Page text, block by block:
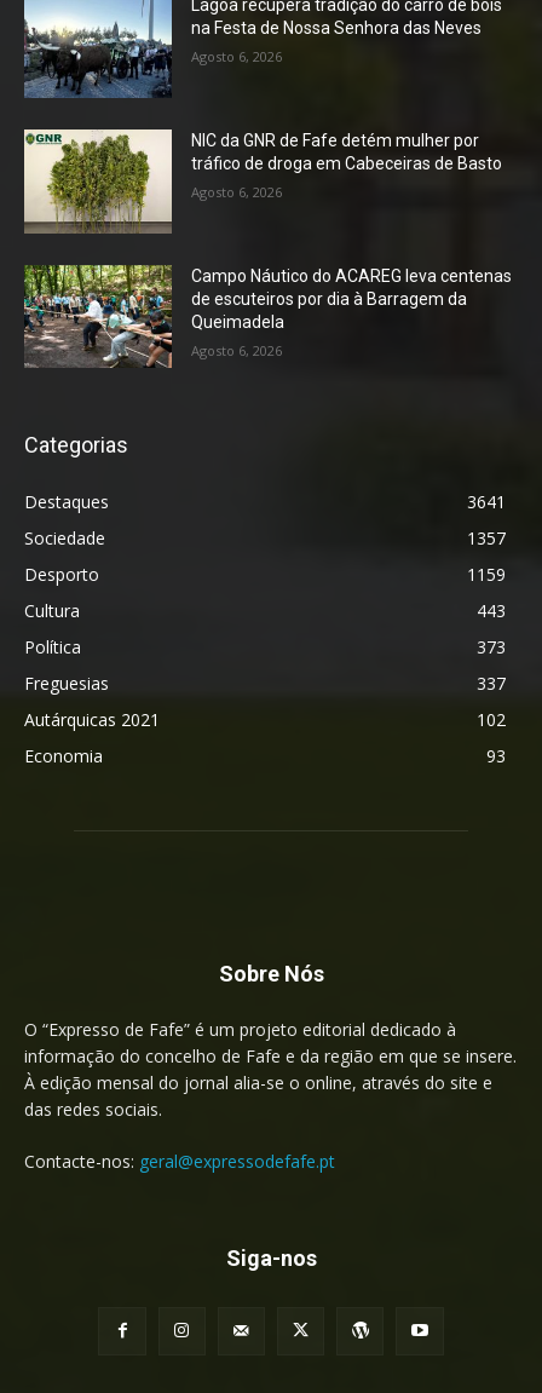
Lagoa recupera tradição do carro de bois
na Festa de Nossa Senhora das Neves
Agosto 6, 2026
NIC da GNR de Fafe detém mulher por
tráfico de droga em Cabeceiras de Basto
Agosto 6, 2026
Campo Náutico do ACAREG leva centenas
de escuteiros por dia à Barragem da
Queimadela
Agosto 6, 2026
Categorias
Destaques
3641
Sociedade
1357
Desporto
1159
Cultura
443
Política
373
Freguesias
337
Autárquicas 2021
102
Economia
93
Sobre Nós
O “Expresso de Fafe” é um projeto editorial dedicado à
informação do concelho de Fafe e da região em que se insere.
À edição mensal do jornal alia-se o online, através do site e
das redes sociais.
Contacte-nos: geral@expressodefafe.pt
Siga-nos